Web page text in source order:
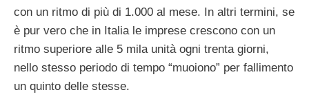
con un ritmo di più di 1.000 al mese. In altri termini, se
è pur vero che in Italia le imprese crescono con un
ritmo superiore alle 5 mila unità ogni trenta giorni,
nello stesso periodo di tempo “muoiono” per fallimento
un quinto delle stesse.